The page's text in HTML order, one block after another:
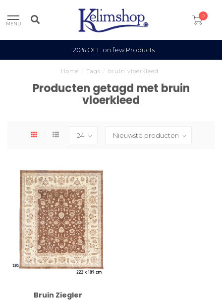
MENU
0
20% OFF on few Products
Home Tags bruin vloerkleed
Producten getagd met bruin
vloerkleed
Bruin Ziegler